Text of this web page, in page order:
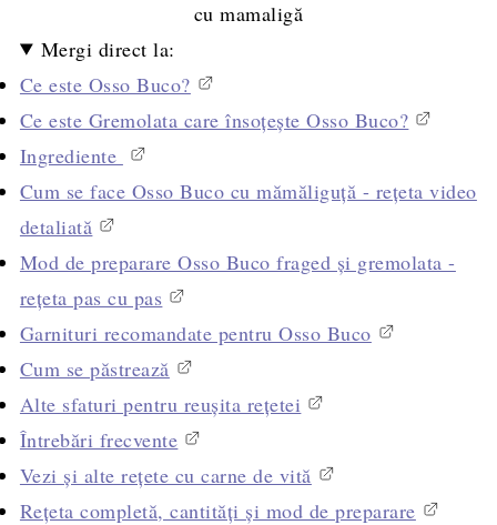
Mergi direct la:
Ce este Osso Buco?
Ce este Gremolata care însoțește Osso Buco?
Ingrediente
Cum se face Osso Buco cu mămăliguță - rețeta video
detaliată
Mod de preparare Osso Buco fraged și gremolata -
rețeta pas cu pas
Garnituri recomandate pentru Osso Buco
Cum se păstrează
Alte sfaturi pentru reușita rețetei
Întrebări frecvente
Vezi și alte rețete cu carne de vită
Rețeta completă, cantități și mod de preparare